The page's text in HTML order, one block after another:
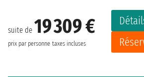
suite de 19 309 €
prix par personne taxes incluses